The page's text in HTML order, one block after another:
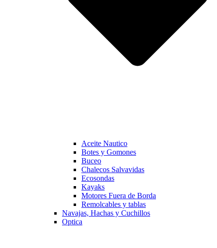
Aceite Nautico
Botes y Gomones
Buceo
Chalecos Salvavidas
Ecosondas
Kayaks
Motores Fuera de Borda
Remolcables y tablas
Navajas, Hachas y Cuchillos
Optica